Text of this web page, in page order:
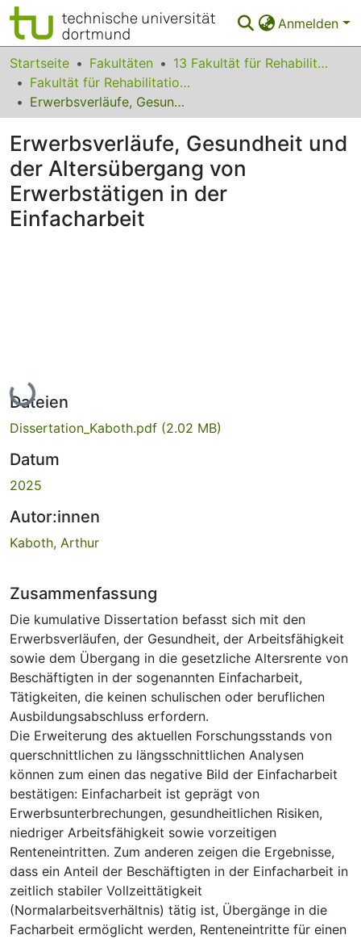
Anmelden
Bereiche & Sammlungen
Das gesamte Repositorium
FAQ
Leitlinien
Zurück zur Startseite
Startseite Fakultäten
13 Fakultät für Rehabilitationswissenschaften
Fakultät für Rehabilitationswissenschaften
Erwerbsverläufe, Gesundheit und der Altersübergang von Erwerbstätigen in der Einfacharbeit
Erwerbsverläufe, Gesundheit und
der Altersübergang von
Erwerbstätigen in der
Einfacharbeit
Lade...
Dateien
Dissertation_Kaboth.pdf (2.02 MB)
Datum
2025
Autor:innen
Kaboth, Arthur
Zusammenfassung
Die kumulative Dissertation befasst sich mit den
Erwerbsverläufen, der Gesundheit, der Arbeitsfähigkeit
sowie dem Übergang in die gesetzliche Altersrente von
Beschäftigten in der sogenannten Einfacharbeit,
Tätigkeiten, die keinen schulischen oder beruflichen
Ausbildungsabschluss erfordern.
Die Erweiterung des aktuellen Forschungsstands von
querschnittlichen zu längsschnittlichen Analysen
können zum einen das negative Bild der Einfacharbeit
bestätigen: Einfacharbeit ist geprägt von
Erwerbsunterbrechungen, gesundheitlichen Risiken,
niedriger Arbeitsfähigkeit sowie vorzeitigen
Renteneintritten. Zum anderen zeigen die Ergebnisse,
dass ein Anteil der Beschäftigten in der Einfacharbeit in
zeitlich stabiler Vollzeittätigkeit
(Normalarbeitsverhältnis) tätig ist, Übergänge in die
Facharbeit ermöglicht werden, Renteneintritte für einen